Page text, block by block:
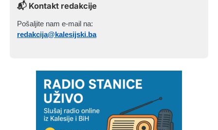
📬 Kontakt redakcije
Pošaljite nam e-mail na:
redakcija@kalesijski.ba